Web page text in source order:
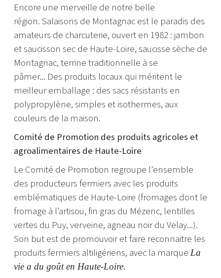
Encore une merveille de notre belle
région. Salaisons de Montagnac est le paradis des
amateurs de charcuterie, ouvert en 1982 : jambon
et saucisson sec de Haute-Loire, saucisse sèche de
Montagnac, terrine traditionnelle à se
pâmer... Des produits locaux qui méritent le
meilleur emballage : des sacs résistants en
polypropylène, simples et isothermes, aux
couleurs de la maison.
Comité de Promotion des produits agricoles et
agroalimentaires de Haute-Loire
Le Comité de Promotion regroupe l'ensemble
des producteurs fermiers avec les produits
emblématiques de Haute-Loire (fromages dont le
fromage à l’artisou, fin gras du Mézenc, lentilles
vertes du Puy, verveine, agneau noir du Velay...).
Son but est de promouvoir et faire reconnaitre les
produits fermiers altiligériens, avec la marque La
vie a du goût en Haute-Loire.